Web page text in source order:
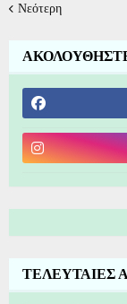
Νεότερη
ΤΕΛΕΥΤΑΙΕΣ